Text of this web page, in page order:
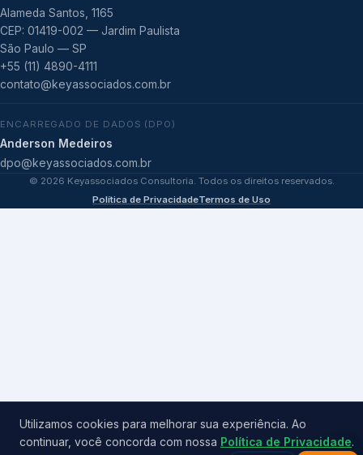
Alameda Santos, 1165
CEP: 01419-002 — Jardim Paulista
São Paulo — SP
+55 (11) 4890-4111
contato@keyassociados.com.br
ENCARREGADO DE DADOS (DPO)
Anderson Medeiros
dpo@keyassociados.com.br
© 2026 Keyassociados Consultoria. Todos os direitos reservados.
Política de PrivacidadeTermos de Uso
Utilizamos cookies para melhorar sua experiência. Ao
continuar, você concorda com nossa Política de Privacidade.